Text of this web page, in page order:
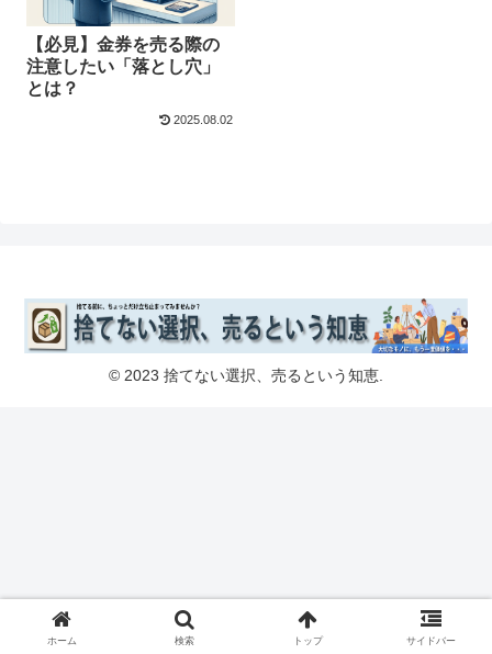
【必見】金券を売る際の
注意したい「落とし穴」
とは？
2025.08.02
© 2023 捨てない選択、売るという知恵.
ホーム 検索 トップ サイドバー